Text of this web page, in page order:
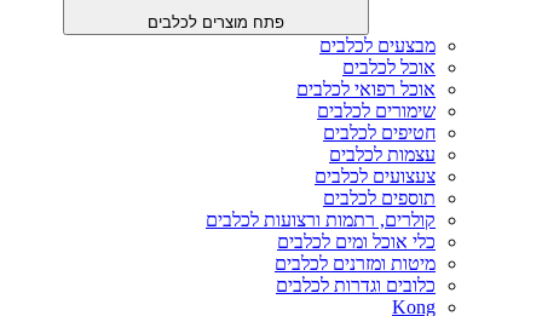
פתח מוצרים לכלבים
מבצעים לכלבים
אוכל לכלבים
אוכל רפואי לכלבים
שימורים לכלבים
חטיפים לכלבים
עצמות לכלבים
צעצועים לכלבים
תוספים לכלבים
קולרים, רתמות ורצועות לכלבים
כלי אוכל ומים לכלבים
מיטות ומזרנים לכלבים
כלובים וגדרות לכלבים
Kong